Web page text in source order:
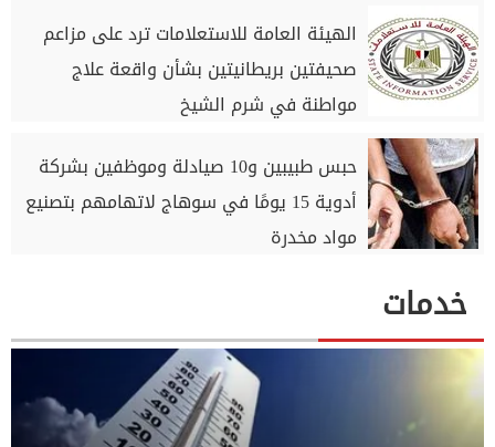
الهيئة العامة للاستعلامات ترد على مزاعم
صحيفتين بريطانيتين بشأن واقعة علاج
مواطنة في شرم الشيخ
حبس طبيبين و10 صيادلة وموظفين بشركة
أدوية 15 يومًا في سوهاج لاتهامهم بتصنيع
مواد مخدرة
خدمات